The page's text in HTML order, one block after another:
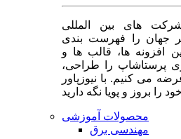
های بین المللی
جهان را فهرست بندی
افزونه ها، قالب ها و
پرستاشاپ را طراحی،
می کنیم. با نیوزپاور
محصولات آموزشی
مهندسی برق